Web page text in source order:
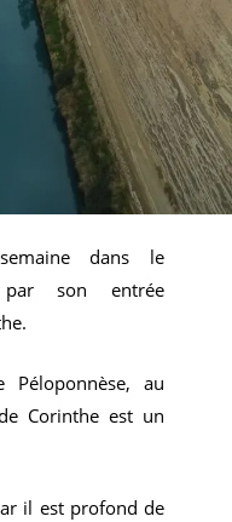
dans le
par son entrée
au
Corinthe est un
il est profond de